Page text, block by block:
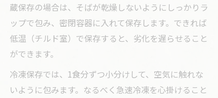
蔵保存の場合は、そばが乾燥しないようにしっかりラ
ップで包み、密閉容器に入れて保存します。できれば
低温（チルド室）で保存すると、劣化を遅らせること
ができます。
冷凍保存では、1食分ずつ小分けして、空気に触れな
いように包みます。なるべく急速冷凍を心掛けること